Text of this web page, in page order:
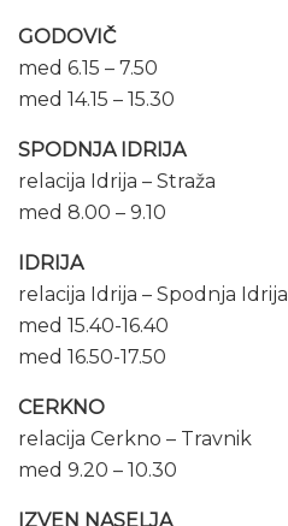
GODOVIČ
med 6.15 – 7.50
med 14.15 – 15.30
SPODNJA IDRIJA
relacija Idrija – Straža
med 8.00 – 9.10
IDRIJA
relacija Idrija – Spodnja Idrija
med 15.40-16.40
med 16.50-17.50
CERKNO
relacija Cerkno – Travnik
med 9.20 – 10.30
IZVEN NASELJA